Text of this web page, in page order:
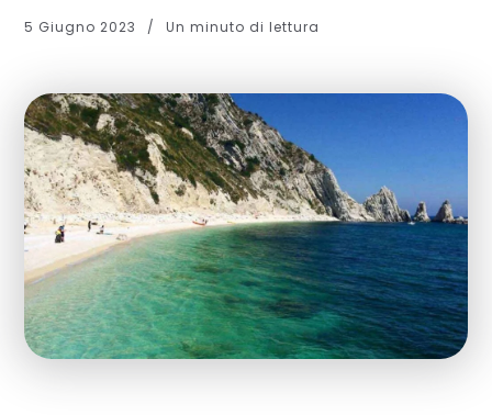
5 Giugno 2023 Un minuto di lettura